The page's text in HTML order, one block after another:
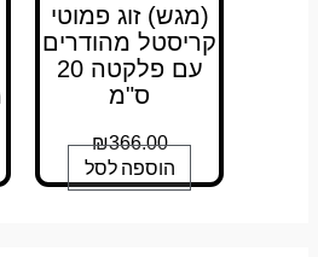
(מגש) זוג פמוטי
קריסטל מהודרים
עם פלקטה 20
ס"מ
₪366.00
הוספה לסל